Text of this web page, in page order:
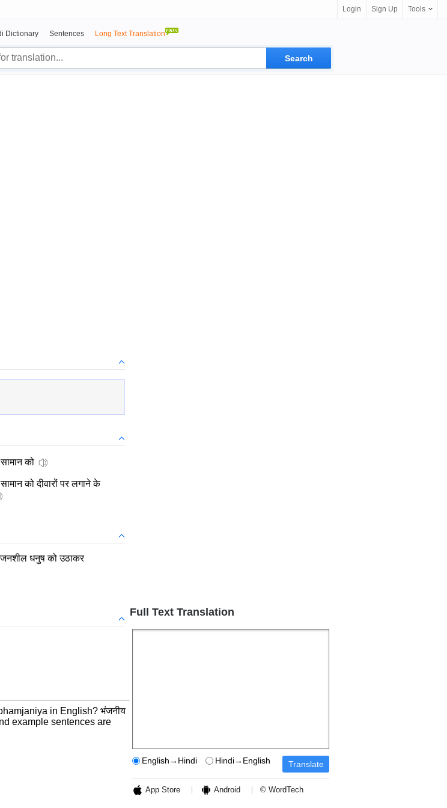
Login Sign Up Tools
Dictionary Sentences Long Text Translation
सामान को
सामान को दीवारों पर लगाने के
धनुष को उठाकर
in English? भंजनीय
example sentences are
Full Text Translation
English→Hindi Hindi→English
App Store Android © WordTech